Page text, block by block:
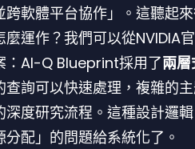
跨軟體平台協作」。這聽起
麼運作？我們可以從NVIDIA
：AI-Q Blueprint採用了兩
查詢可以快速處理，複雜的
深度研究流程。這種設計邏
配」的問題給系統化了。